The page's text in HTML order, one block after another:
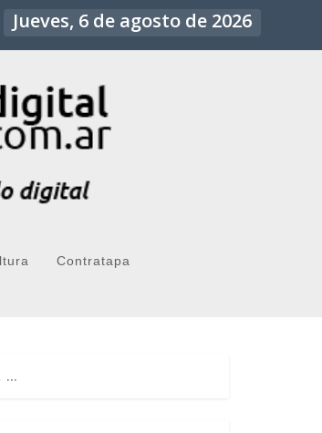
Jueves, 6 de agosto de 2026
Contratapa